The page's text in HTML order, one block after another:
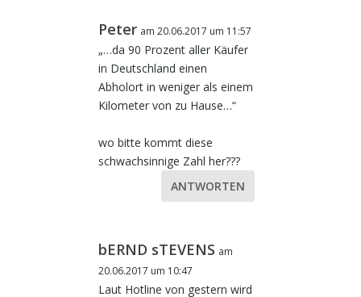
Peter am 20.06.2017 um 11:57
„…da 90 Prozent aller Käufer
in Deutschland einen
Abholort in weniger als einem
Kilometer von zu Hause…“
wo bitte kommt diese
schwachsinnige Zahl her???
ANTWORTEN
bERND sTEVENS am
20.06.2017 um 10:47
Laut Hotline von gestern wird